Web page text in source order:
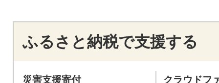
ふるさと納税で支援する
災害支援寄付 クラウドフ